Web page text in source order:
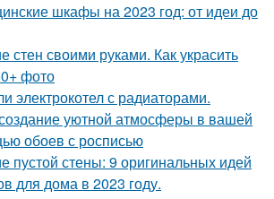
шкафы на 2023 год: от идеи до
стен своими руками. Как украсить
фото
электрокотел с радиаторами.
уютной атмосферы в вашей
обоев с росписью
пустой стены: 9 оригинальных идей
для дома в 2023 году.